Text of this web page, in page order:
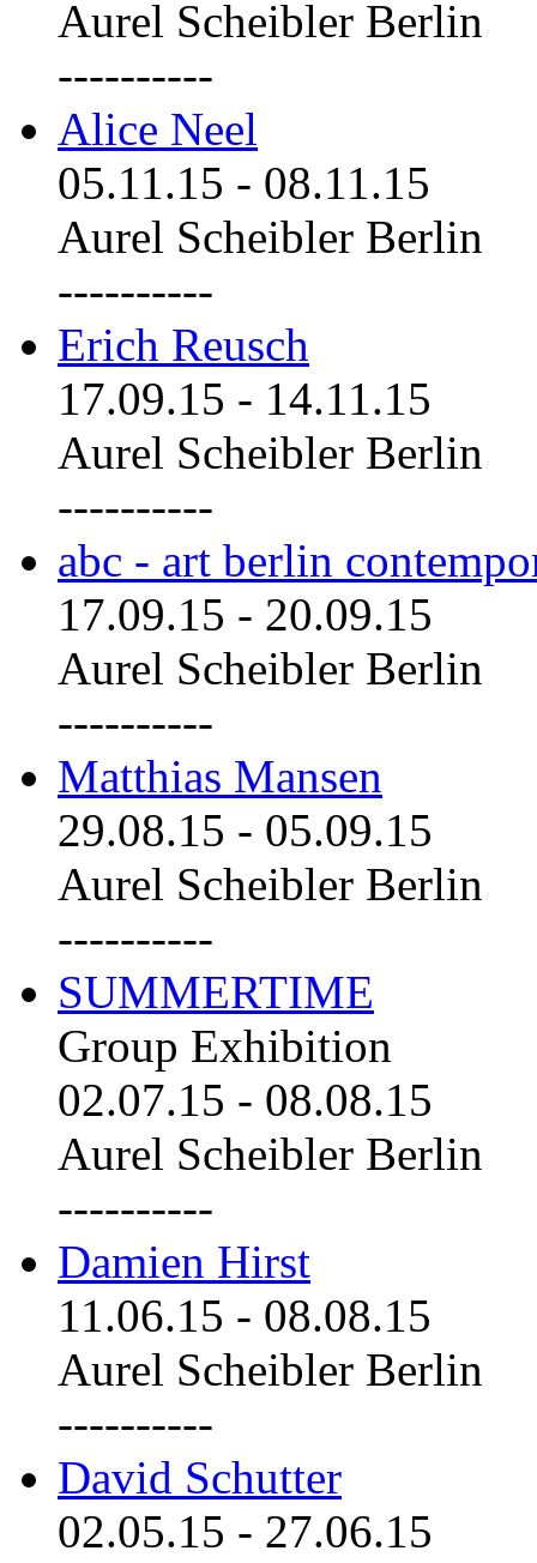
Aurel Scheibler Berlin
----------
Alice Neel
05.11.15 - 08.11.15
Aurel Scheibler Berlin
----------
Erich Reusch
17.09.15 - 14.11.15
Aurel Scheibler Berlin
----------
abc - art berlin
17.09.15 - 20.09.15
Aurel Scheibler Berlin
----------
Matthias Mansen
29.08.15 - 05.09.15
Aurel Scheibler Berlin
----------
SUMMERTIME
Group Exhibition
02.07.15 - 08.08.15
Aurel Scheibler Berlin
----------
Damien Hirst
11.06.15 - 08.08.15
Aurel Scheibler Berlin
----------
David Schutter
02.05.15 - 27.06.15